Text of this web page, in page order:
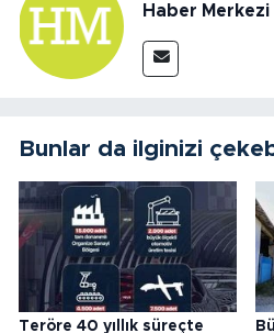
Haber Merkezi
Bunlar da ilginizi
Teröre 40 yıllık süreçte